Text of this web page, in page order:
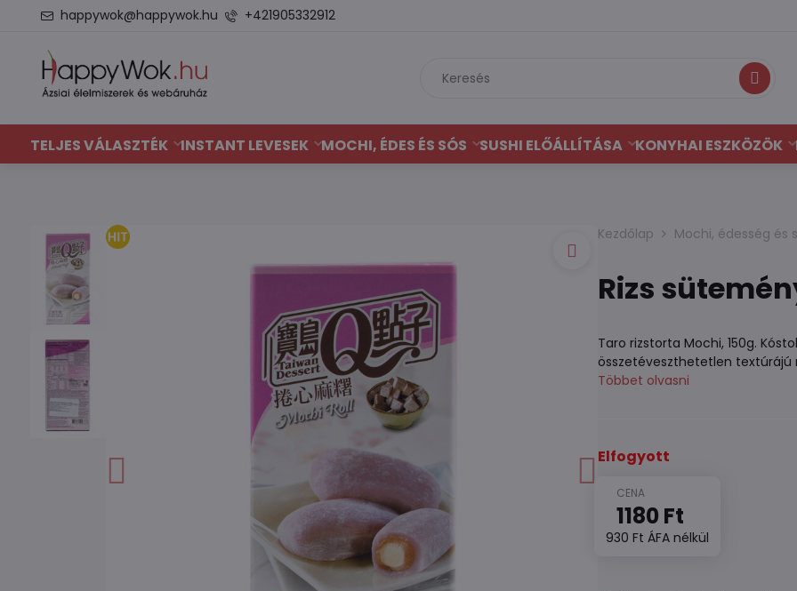
happywok@happywok.hu +421905332912
Keresés
TELJES VÁLASZTÉK INSTANT LEVESEK MOCHI, ÉDES ÉS SÓS SUSHI ELŐÁLLÍTÁSA KONYHAI ESZKÖZÖK
Kezdőlap Mochi, édesség és
Rizs
Taro rizstorta Mochi, 150g.
összetéveszthetetlen textúrájú
Többet olvasni
Elfogyott
1180 Ft
930 Ft ÁFA nélkül